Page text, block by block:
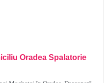
Oradea Spalatorie